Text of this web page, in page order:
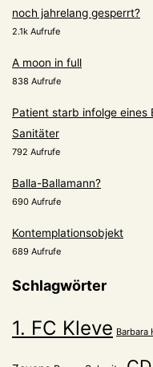
noch jahrelang gesperrt?
2.1k Aufrufe
A moon in full
838 Aufrufe
Patient starb infolge eines
Sanitäter
792 Aufrufe
Balla-Ballamann?
690 Aufrufe
Kontemplationsobjekt
689 Aufrufe
Schlagwörter
1. FC Kleve Barbara